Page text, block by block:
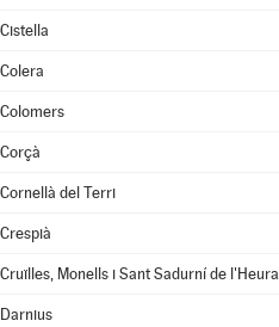
Cistella
Colera
Colomers
Corçà
Cornellà del Terri
Crespià
Cruïlles, Monells i Sant Sadurní de l'Heura
Darnius